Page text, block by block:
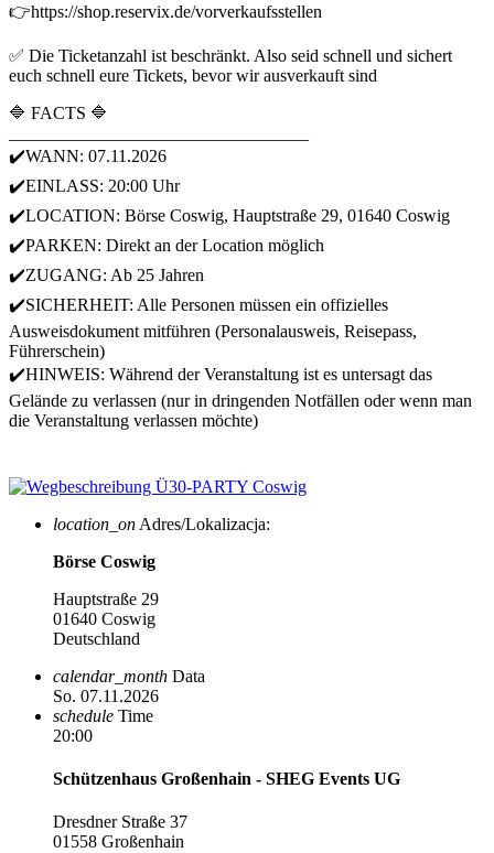
👉https://shop.reservix.de/vorverkaufsstellen
✅ Die Ticketanzahl ist beschränkt. Also seid schnell und sichert
euch schnell eure Tickets, bevor wir ausverkauft sind
🔷 FACTS 🔷
✔️WANN: 07.11.2026
✔️EINLASS: 20:00 Uhr
✔️LOCATION: Börse Coswig, Hauptstraße 29, 01640 Coswig
✔️PARKEN: Direkt an der Location möglich
✔️ZUGANG: Ab 25 Jahren
✔️SICHERHEIT: Alle Personen müssen ein offizielles
Ausweisdokument mitführen (Personalausweis, Reisepass,
Führerschein)
✔️HINWEIS: Während der Veranstaltung ist es untersagt das
Gelände zu verlassen (nur in dringenden Notfällen oder wenn man
die Veranstaltung verlassen möchte)
location_on Adres/Lokalizacja:
Börse Coswig
Hauptstraße 29
01640 Coswig
Deutschland
calendar_month Data
So. 07.11.2026
schedule Time
20:00
Schützenhaus Großenhain - SHEG Events UG
Dresdner Straße 37
01558 Großenhain